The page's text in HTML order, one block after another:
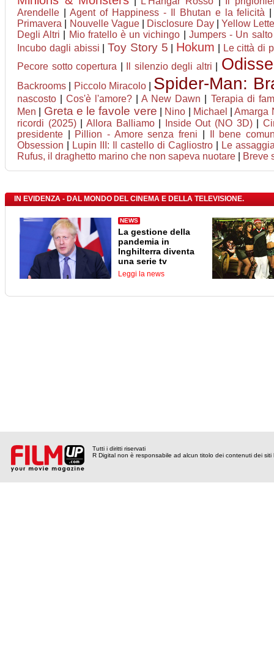
Arendelle
Agent of Happiness - Il Bhutan e la felicità
Primavera
Nouvelle Vague| Disclosure Day|Yellow
Degli Altri
Mio fratello è un vichingo
Jumpers - Un
Incubo dagli abissi
Toy Story 5 Hokum
Le città di
Pecore sotto copertura
Il silenzio degli altri
Backrooms Piccolo Miracolo| Spider-Man:
nascosto |Cos'è l'amore? |A New Dawn
Terapia di
Men
Greta e le favole vere Nino Michael |Amarga
ricordi (2025)| Allora Balliamo| Inside Out (NO 3D)|
presidente
Pillion - Amore senza freni
Il bene
Obsession
Lupin III: Il castello di Cagliostro
Le
Rufus, il draghetto marino che non sapeva nuotare
Breve
IN EVIDENZA - DAL MONDO DEL CINEMA E DELLA TELEVISIONE.
NEWS
La gestione della
pandemia in
Inghilterra diventa
una serie tv
Leggi la news
Tutti i diritti riservati
R Digital non è responsabile ad alcun titolo dei contenuti dei siti